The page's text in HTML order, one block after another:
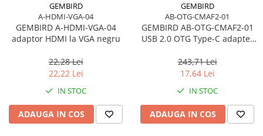
GEMBIRD
A-HDMI-VGA-04
GEMBIRD A-HDMI-VGA-04
adaptor HDMI la VGA negru
22,28 Lei
22,22 Lei
IN STOC
ADAUGA IN COS
GEMBIRD
AB-OTG-CMAF2-01
GEMBIRD AB-OTG-CMAF2-01
USB 2.0 OTG Type-C adapter
243,71 Lei
17,64 Lei
IN STOC
ADAUGA IN COS